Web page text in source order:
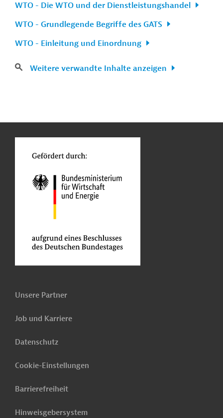
WTO - Die WTO und der Dienstleistungshandel
WTO - Grundlegende Begriffe des GATS
WTO - Einleitung und Einordnung
Weitere verwandte Inhalte anzeigen
Unsere Partner
Job und Karriere
Datenschutz
Cookie-Einstellungen
Barrierefreiheit
Hinweisgebersystem